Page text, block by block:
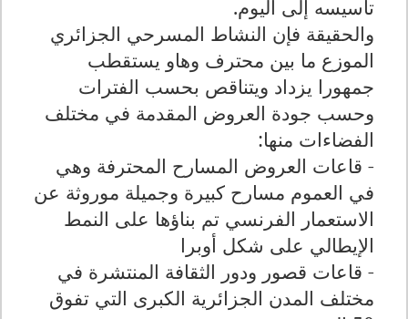
تأسيسه إلى اليوم.
والحقيقة فإن النشاط المسرحي الجزائري
الموزع ما بين محترف وهاو يستقطب
جمهورا يزداد ويتناقص بحسب الفترات
وحسب جودة العروض المقدمة في مختلف
الفضاءات منها:
- قاعات العروض المسارح المحترفة وهي
في العموم مسارح كبيرة وجميلة موروثة عن
الاستعمار الفرنسي تم بناؤها على النمط
الإيطالي على شكل أوبرا
- قاعات قصور ودور الثقافة المنتشرة في
مختلف المدن الجزائرية الكبرى التي تفوق